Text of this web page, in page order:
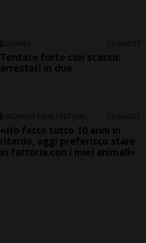
LUGANO 3 ore 37
Tentato furto con scasso:
arrestati in due
LOCARNO FILM FESTIVAL 5 ore 22
«Ho fatto tutto 10 anni in
ritardo, oggi preferisco stare
in fattoria con i miei animali»